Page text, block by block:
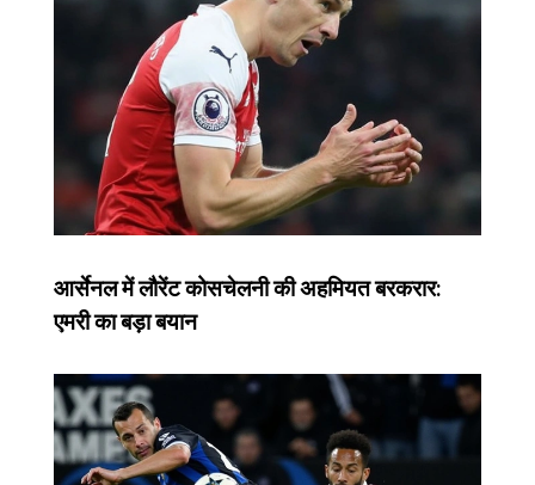
आर्सेनल में लौरेंट कोसचेलनी की अहमियत बरकरार:
एमरी का बड़ा बयान